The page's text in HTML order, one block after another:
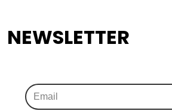
NEWSLETTER